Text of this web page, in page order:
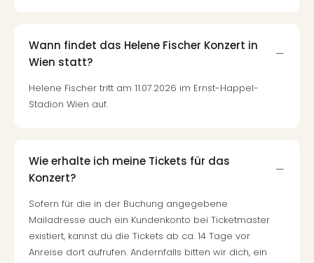
Wann findet das Helene Fischer Konzert in
Wien statt?
Helene Fischer tritt am 11.07.2026 im Ernst-Happel-
Stadion Wien auf.
Wie erhalte ich meine Tickets für das
Konzert?
Sofern für die in der Buchung angegebene
Mailadresse auch ein Kundenkonto bei Ticketmaster
existiert, kannst du die Tickets ab ca. 14 Tage vor
Anreise dort aufrufen. Andernfalls bitten wir dich, ein